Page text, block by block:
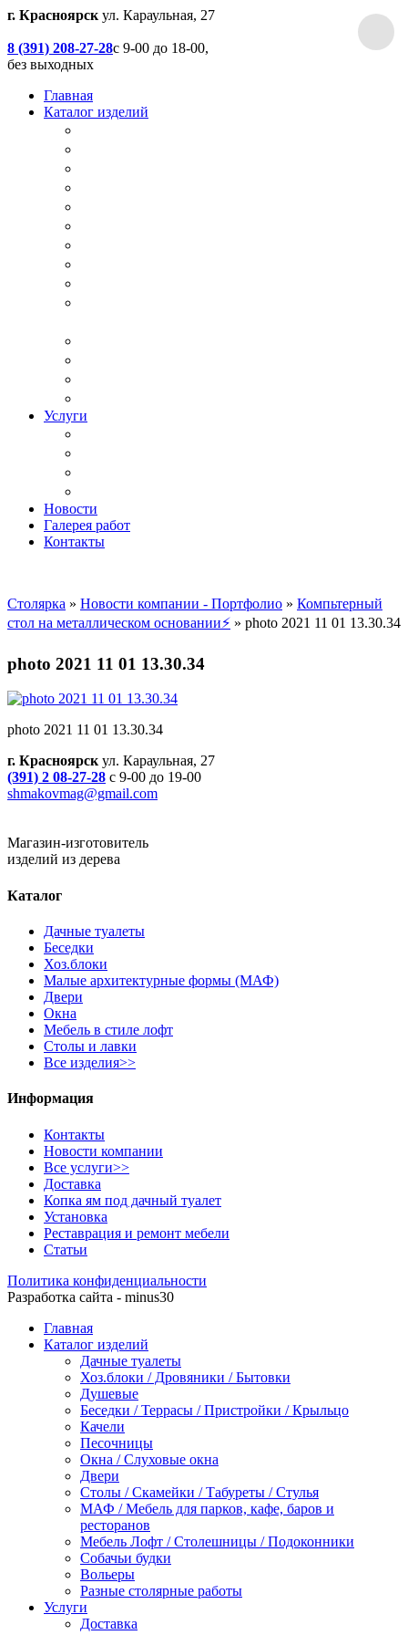
г. Красноярск ул. Караульная, 27
8 (391) 208-27-28с 9-00 до 18-00,
без выходных
Главная
Каталог изделий
Услуги
Новости
Галерея работ
Контакты
Столярка » Новости компании - Портфолио » Компьтерный
стол на металлическом основании⚡ » photo 2021 11 01 13.30.34
photo 2021 11 01 13.30.34
photo 2021 11 01 13.30.34
г. Красноярскул. Караульная, 27
(391) 2 08-27-28 с 9-00 до 19-00
shmakovmag@gmail.com
Магазин-изготовитель
изделий из дерева
Каталог
Дачные туалеты
Беседки
Хоз.блоки
Малые архитектурные формы (МАФ)
Двери
Окна
Мебель в стиле лофт
Столы и лавки
Все изделия>>
Информация
Контакты
Новости компании
Все услуги>>
Доставка
Копка ям под дачный туалет
Установка
Реставрация и ремонт мебели
Статьи
Политика конфиденциальности
Разработка сайта - minus30
Главная
Каталог изделий
Дачные туалеты
Хоз.блоки / Дровяники / Бытовки
Душевые
Беседки / Террасы / Пристройки / Крыльцо
Качели
Песочницы
Окна / Слуховые окна
Двери
Столы / Скамейки / Табуреты / Стулья
МАФ / Мебель для парков, кафе, баров и
ресторанов
Мебель Лофт / Столешницы / Подоконники
Собачьи будки
Вольеры
Разные столярные работы
Услуги
Доставка